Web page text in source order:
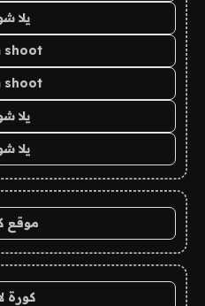
يلا
shoot
shoot
يلا
يلا
موقع
كورة